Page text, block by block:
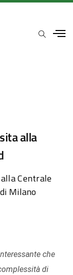
alla
Centrale
Milano
che
di